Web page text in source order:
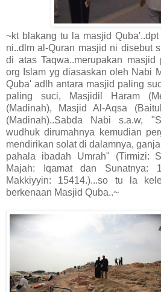
~kt blakang tu la masjid
ni..dlm al-Quran masjid ni disebut
di atas Taqwa..merupakan
org Islam yg diasaskan oleh Nabi
Quba' adlh antara masjid paling
paling suci, Masjidil Haram
(Madinah), Masjid Al-Aqsa
(Madinah)..Sabda Nabi s.a.w,
wudhuk dirumahnya kemudian
mendirikan solat di dalamnya,
pahala ibadah Umrah" (Tirmizi:
Majah: Iqamat dan Sunatnya:
Makkiyyin: 15414.)...so tu la
berkenaan Masjid Quba..~